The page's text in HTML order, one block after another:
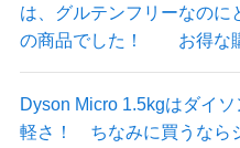
は、グルテンフリーなのに
の商品でした！ お得な購
Dyson Micro 1.5kgはダイ
軽さ！ ちなみに買うなら